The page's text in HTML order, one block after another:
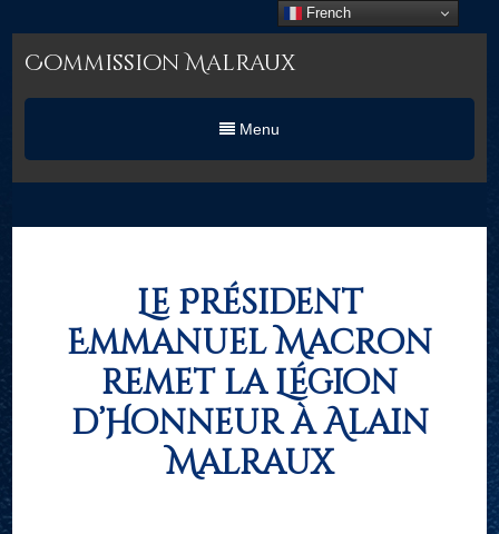
Commission Malraux
Menu
Le Président
Emmanuel Macron
remet la Légion
d’Honneur à Alain
Malraux
French